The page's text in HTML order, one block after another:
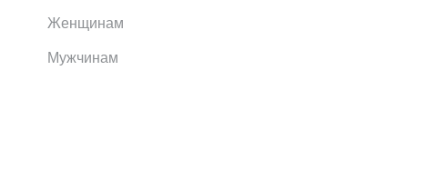
Женщинам
Мужчинам